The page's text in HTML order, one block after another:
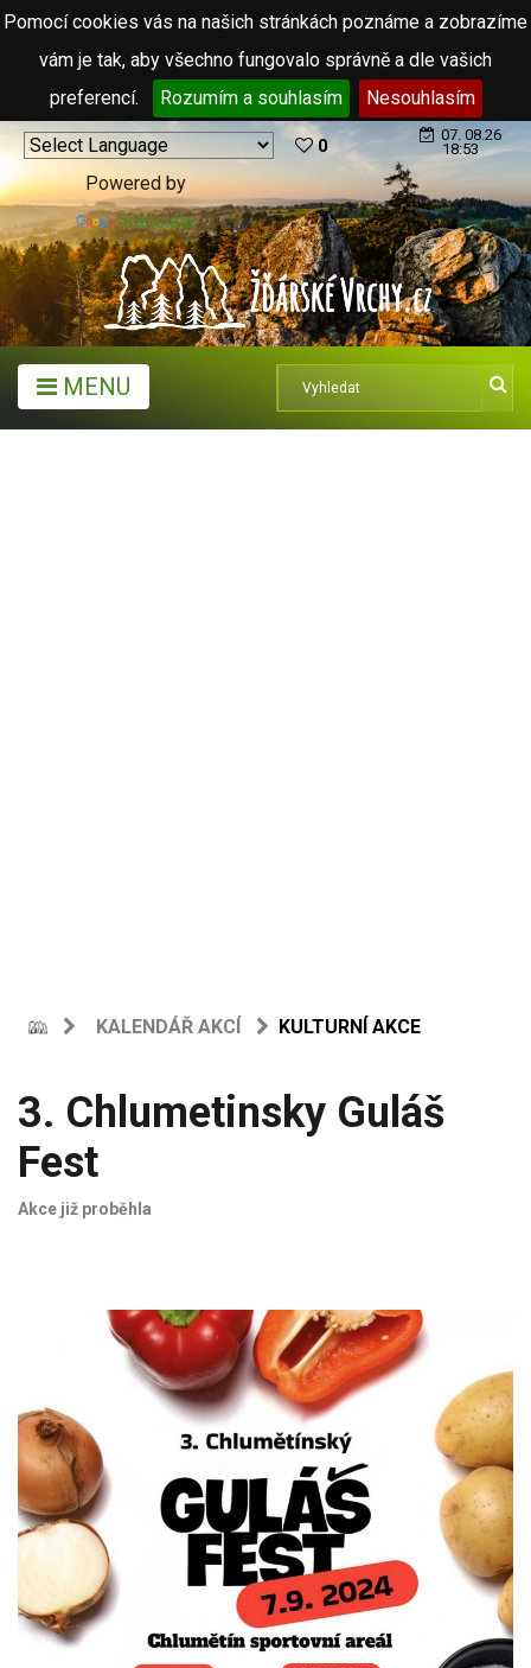
Pomocí cookies vás na našich stránkách poznáme a zobrazíme
vám je tak, aby všechno fungovalo správně a dle vašich
preferencí.
Rozumím a souhlasím Nesouhlasím
Powered by
Translate
0
07. 08.26
18:53
MENU
KALENDÁŘ AKCÍ KULTURNÍ AKCE
3. Chlumetinsky Guláš
Fest
Akce již proběhla